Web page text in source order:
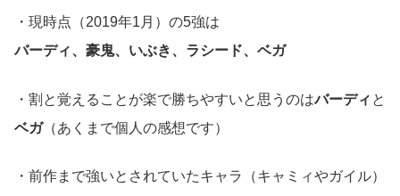
・現時点（2019年1月）の5強は
バーディ、豪鬼、いぶき、ラシード、ベガ
・割と覚えることが楽で勝ちやすいと思うのはバーディ と
ベガ（あくまで個人の感想です）
・前作まで強いとされていたキャラ（キャミィやガイル）